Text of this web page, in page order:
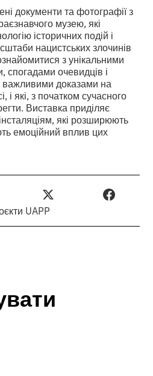
документи та фотографії з
музею, які
історичних подій і
нацистських злочинів
з унікальними
спогадами очевидців і
важливими доказами на
які, з початком сучасного
Виставка приділяє
які розширюють
емоційний вплив цих
UAPP